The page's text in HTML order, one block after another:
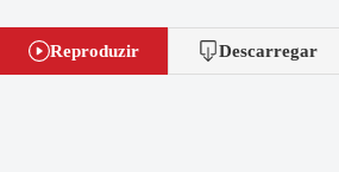
Reproduzir Descarregar